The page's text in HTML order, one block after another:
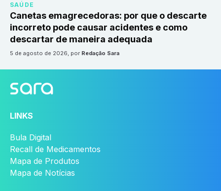
SAÚDE
Canetas emagrecedoras: por que o descarte
incorreto pode causar acidentes e como
descartar de maneira adequada
5 de agosto de 2026, por Redação Sara
LINKS
Bula Digital
Recall de Medicamentos
Mapa de Produtos
Mapa de Notícias